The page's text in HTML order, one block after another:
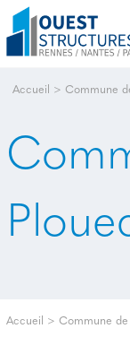
Accueil > Commune
Accueil > Commune